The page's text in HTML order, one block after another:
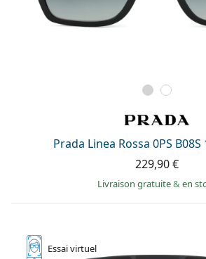
Prada Linea Rossa 0PS B08S
229,90 €
Livraison gratuite& en
Essaivirtuel